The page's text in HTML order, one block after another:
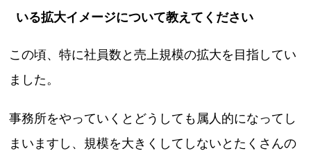
いる拡大イメージについて教えてください
この頃、特に社員数と売上規模の拡大を目指してい
ました。
事務所をやっていくとどうしても属人的になってし
まいますし、規模を大きくしてしないとたくさんの